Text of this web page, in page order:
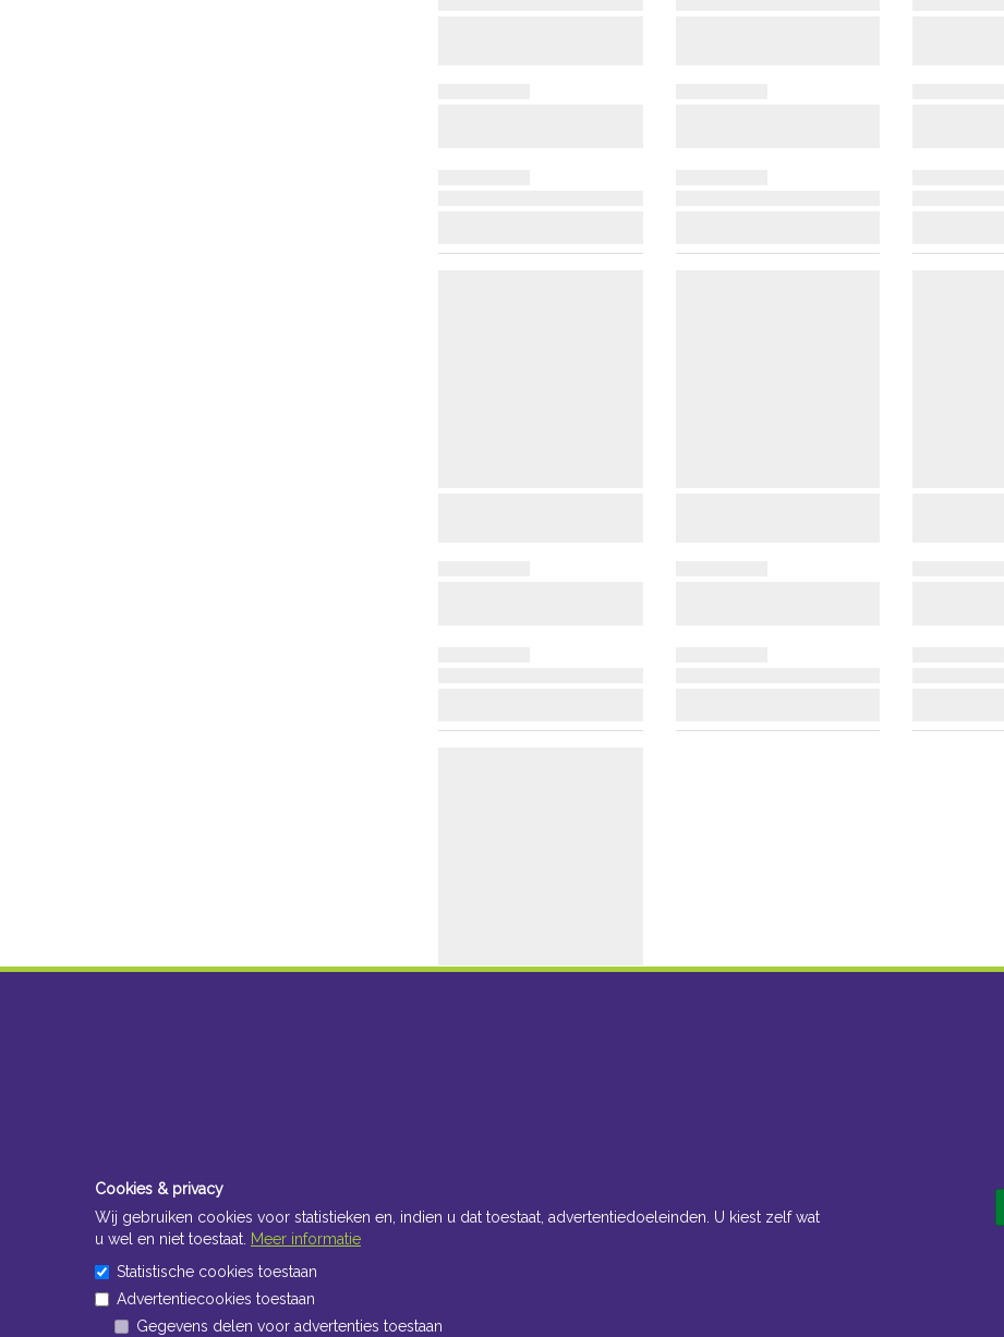
Cookies & privacy
Wij gebruiken cookies voor statistieken en, indien u dat toestaat, advertentiedoeleinden. U kiest zelf wat
u wel en niet toestaat. Meer informatie
Statistische cookies toestaan
Advertentiecookies toestaan
Gegevens delen voor advertenties toestaan